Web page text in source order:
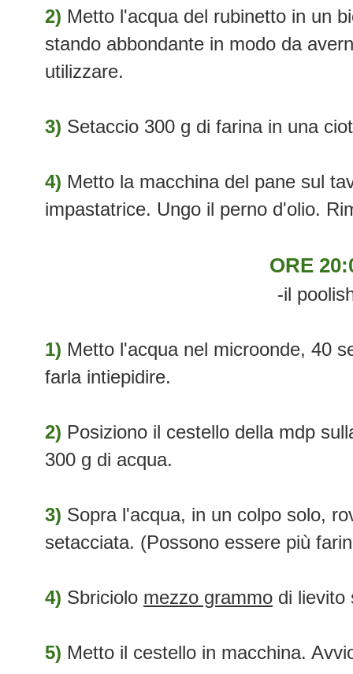
2) Metto l'acqua del rubinetto in un
stando abbondante in modo da
utilizzare.
3) Setaccio 300 g di farina in una
4) Metto la macchina del pane sul
impastatrice. Ungo il perno d'olio.
ORE
-il
1) Metto l'acqua nel microonde, 40
farla intiepidire.
2) Posiziono il cestello della mdp
300 g di acqua.
3) Sopra l'acqua, in un colpo solo,
setacciata. (Possono essere più
4) Sbriciolo mezzo grammo di lievito
5) Metto il cestello in macchina.